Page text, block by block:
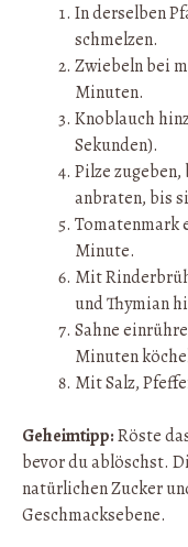
In derselben
schmelzen.
Zwiebeln bei
Minuten.
Knoblauch
Sekunden).
Pilze
anbraten, bis
Tomatenmark
Minute.
Mit
und Thymian
Sahne
Minuten
Mit Salz,
Geheimtipp:Röste
bevor du ablöschst.
natürlichen Zucker
Geschmacksebene.